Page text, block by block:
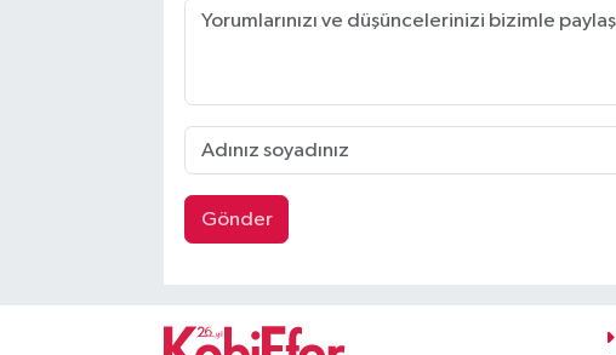
Gönder